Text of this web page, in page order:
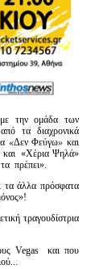
με την ομάδα των
τα διαχρονικά
«Δεν Φεύγω»και
και «Χέρια Ψηλά»
πρέπει».
τα άλλα πρόσφατα
τραγουδίστρια
Vegas και που